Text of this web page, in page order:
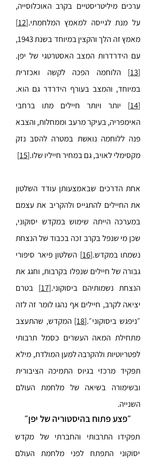
ערכים מיליטריסטיים בקרב האוכלוסייה,
על מנת לגייסה למאמץ המלחמתי.[12]
מאמץ זה הלך והקצין במיוחד בשנת 1943,
עם הידרדרות המצב האסטרטגי של יפן.
[13]
הלוחמה הפכה לקשה ואכזרית
במיוחד, והמצב בעורף הידרדר גם הוא.
[14]
יותר ויותר חיילים מתו ברחבי
האימפריה, בעיקר מרעב וממחלות, והצבא
פנה ללוחמה נואשת במטרה להסב נזק
מקסימלי לאויב, גם במחיר חייליו שלו.[15]
אחת הדרכים שבאמצעותן עודד השלטון
את החיילים להתגייס ולהקריב את עצמם
במערכה הייתה שימוש במקדש יסוקוני,
שכן מי שנפל בקרב זכה בכבוד של הנצחת
נשמתו במקדש.[16]
השלטון פיאר סיפורי
גבורה של חיילים שנפלו בקרבות, וחגג את
הנצחת נשמותיהם ביסוקוני.[17]
בטרם
יציאה לקרב, חיילים אף נהגו לומר זה לזה
״ניפגש ביסוקוני״.[18]
המקדש, שהתעצב
מתחילת המאה העשרים כסמל תרבותי
לפטריוטיות ולהקרבה למען המולדת, מילא
תפקיד מרכזי בגיוס התמיכה הציבורית
ובשימורה בשיאה של מלחמת העולם
השנייה.
״פצע פתוח בהיסטוריה של יפן״
תפקידו התרבותי והחברתי של מקדש
יסוקוני התפתח לפני מלחמת העולם